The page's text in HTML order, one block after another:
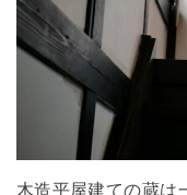
木造平屋建ての蔵は